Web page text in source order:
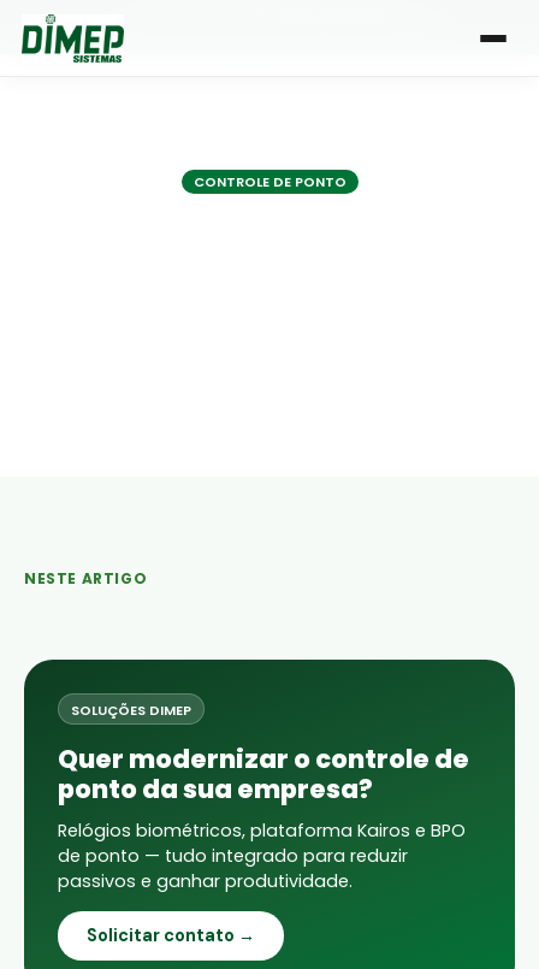
| Atendimento de segunda a sexta, das 8h às 18h
CONTROLE DE PONTO
NESTE ARTIGO
SOLUÇÕES DIMEP
Quer modernizar o controle de
ponto da sua empresa?
Relógios biométricos, plataforma Kairos e BPO
de ponto — tudo integrado para reduzir
passivos e ganhar produtividade.
Solicitar contato →